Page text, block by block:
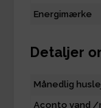
Energimærke
Detaljer
Månedlig
Aconto vand /